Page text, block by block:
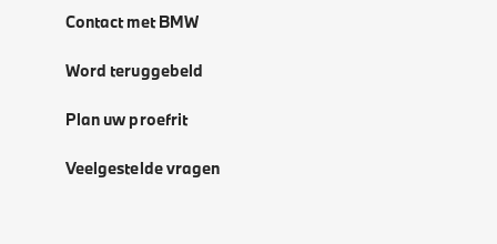
Contact met BMW
Word teruggebeld
Plan uw proefrit
Veelgestelde vragen